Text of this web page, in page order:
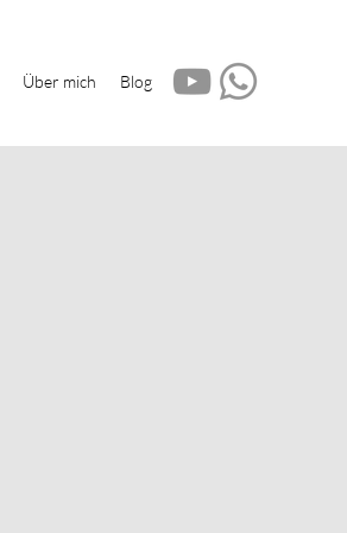
Über mich Blog